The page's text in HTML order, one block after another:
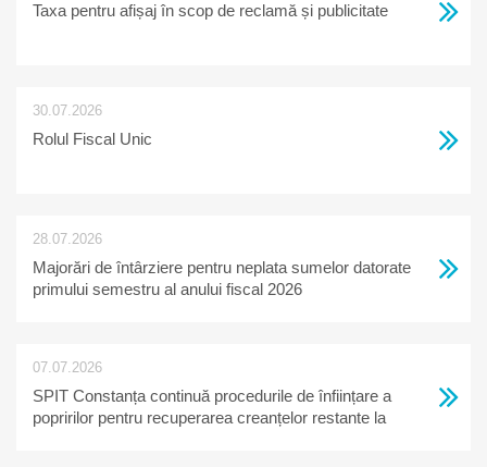
Taxa pentru afișaj în scop de reclamă și publicitate
30.07.2026
Rolul Fiscal Unic
28.07.2026
Majorări de întârziere pentru neplata sumelor datorate
primului semestru al anului fiscal 2026
07.07.2026
SPIT Constanța continuă procedurile de înființare a
popririlor pentru recuperarea creanțelor restante la